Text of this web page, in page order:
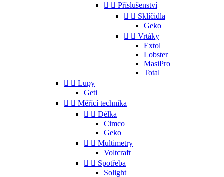
  Příslušenství
  Sklíčidla
Geko
  Vrtáky
Extol
Lobster
MasiPro
Total
  Lupy
Geti
  Měřící technika
  Délka
Cimco
Geko
  Multimetry
Voltcraft
  Spotřeba
Solight